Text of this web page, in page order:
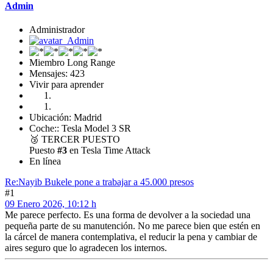
Admin
Administrador
Miembro Long Range
Mensajes: 423
Vivir para aprender
Ubicación: Madrid
Coche:: Tesla Model 3 SR
🥉 TERCER PUESTO
Puesto #3 en Tesla Time Attack
En línea
Re:Nayib Bukele pone a trabajar a 45.000 presos
#1
09 Enero 2026, 10:12 h
Me parece perfecto. Es una forma de devolver a la sociedad una
pequeña parte de su manutención. No me parece bien que estén en
la cárcel de manera contemplativa, el reducir la pena y cambiar de
aires seguro que lo agradecen los internos.